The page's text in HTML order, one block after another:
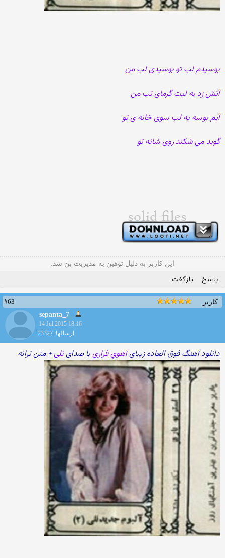
بوسیدم لب تو بوسیدی لب من
آتش زد به لبت گرمای تب من
آیم بوسه به لب سوی خانه ی تو
گوید می شکند روی شانه تو
این کاربر به دلیل توهین به مدیریت بن شد.
پاسخ بازگفت
کاربر
#63
sepanta_7
14 Jul 2015 18:16
ارسالها: 23327
دانلود آهنگ فوق العاده زیبایآهویِ فراریبا صداینلی+ متن ترانه